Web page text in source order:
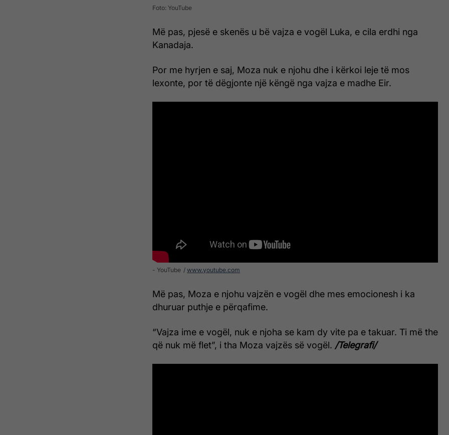
Foto: YouTube
Më pas, pjesë e skenës u bë vajza e vogël Luka, e cila erdhi nga
Kanadaja.
Por me hyrjen e saj, Moza nuk e njohu dhe i kërkoi leje të mos
lexonte, por të dëgjonte një këngë nga vajza e madhe Eir.
- YouTube www.youtube.com
Më pas, Moza e njohu vajzën e vogël dhe mes emocionesh i ka
dhuruar puthje e përqafime.
“Vajza ime e vogël, nuk e njoha se kam dy vite pa e takuar. Ti më the
që nuk më flet”, i tha Moza vajzës së vogël. /Telegrafi/